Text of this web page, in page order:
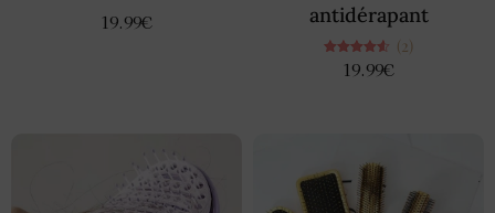
19.99€
antidérapant
Note
4.50
(2)
19.99€